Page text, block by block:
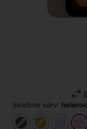
Seadme värv:
tumehallkuldnehelelilla